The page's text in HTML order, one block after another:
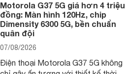
Motorola G37 5G giá hơn 4 triệu
đồng: Màn hình 120Hz, chip
Dimensity 6300 5G, bền chuẩn
quân đội
07/08/2026
Điện thoại Motorola G37 5G không